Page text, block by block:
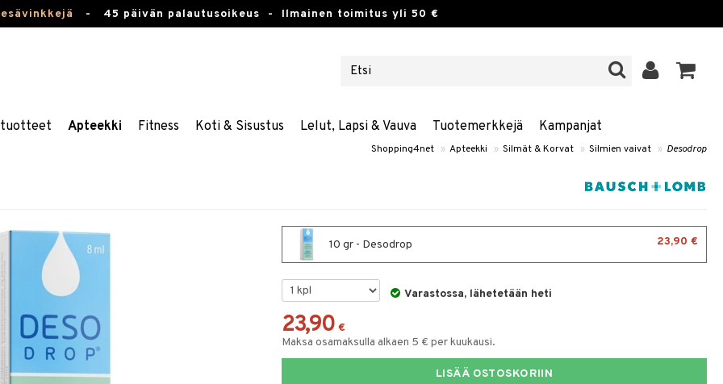
- 45 päivän palautusoikeus - Ilmainen toimitus yli 50 €
Apteekki Fitness Koti & Sisustus Lelut, Lapsi & Vauva Tuotemerkkejä Kampanjat
Shopping4net » Apteekki » Silmät & Korvat » Silmien vaivat » Desodrop
10 gr - Desodrop 23,90 €
Varastossa, lähetetään heti
23,90 €
Maksa osamaksulla alkaen 5 € per kuukausi.
LISÄÄ OSTOSKORIIN